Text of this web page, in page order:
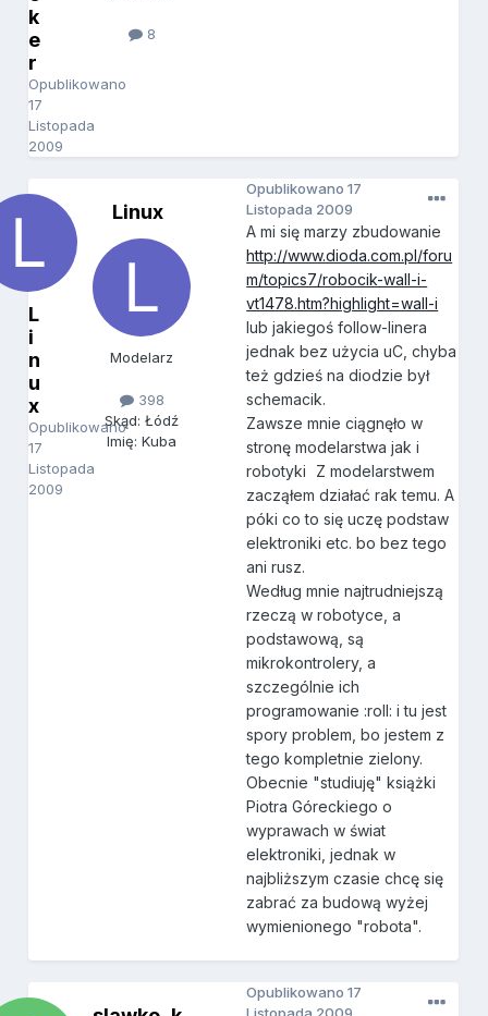
k
e
r
Opublikowano
17
Listopada
2009
8
L
i
n
u
x
Opublikowano
17
Listopada
2009
Linux
Modelarz
398
Skąd: Łódź
Imię: Kuba
Opublikowano17
Listopada 2009
A mi się marzy zbudowanie
http://www.dioda.com.pl/foru
m/topics7/robocik-wall-i-
vt1478.htm?highlight=wall-i
lub jakiegoś follow-linera
jednak bez użycia uC, chyba
też gdzieś na diodzie był
schemacik.
Zawsze mnie ciągnęło w
stronę modelarstwa jak i
robotyki
Z modelarstwem
zacząłem działać rak temu. A
póki co to się uczę podstaw
elektroniki etc. bo bez tego
ani rusz.
Według mnie najtrudniejszą
rzeczą w robotyce, a
podstawową, są
mikrokontrolery, a
szczególnie ich
programowanie :roll: i tu jest
spory problem, bo jestem z
tego kompletnie zielony.
Obecnie "studiuję" książki
Piotra Góreckiego o
wyprawach w świat
elektroniki, jednak w
najbliższym czasie chcę się
zabrać za budową wyżej
wymienionego "robota".
Opublikowano17